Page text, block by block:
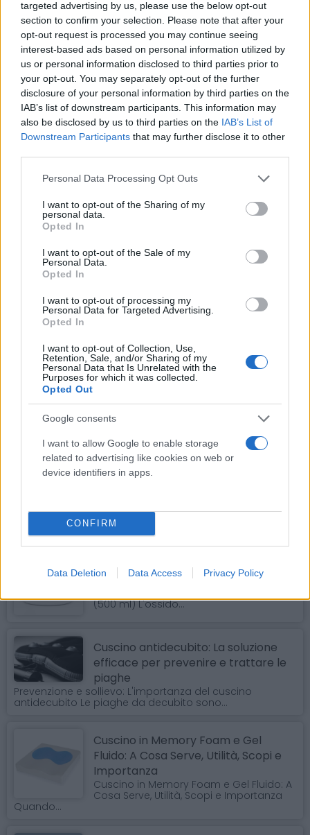
targeted advertising by us, please use the below opt-out
section to confirm your selection. Please note that after your
opt-out request is processed you may continue seeing
interest-based ads based on personal information utilized by
us or personal information disclosed to third parties prior to
your opt-out. You may separately opt-out of the further
disclosure of your personal information by third parties on the
IAB’s list of downstream participants. This information may
also be disclosed by us to third parties on the IAB’s List of
Downstream Participants that may further disclose it to other
Please note that this website/app uses one or more Google
not limited to your visit or usage behaviour. You may click to
grant or deny consent to Google and its third-party tags to
use your data for below specified purposes in below Google
consent section.
Personal Data Processing Opt Outs
I want to opt-out of the Sharing of my
personal data.
Opted In
I want to opt-out of the Sale of my
Personal Data.
Opted In
I want to opt-out of processing my
Personal Data for Targeted Advertising.
Opted In
I want to opt-out of Collection, Use,
Retention, Sale, and/or Sharing of my
Personal Data that Is Unrelated with the
Purposes for which it was collected.
Opted Out
Google consents
I want to allow Google to enable storage
related to advertising like cookies on web or
device identifiers in apps.
CONFIRM
Data Deletion Data Access Privacy Policy
Bavagli con Tasca Monouso: L'Alleato
Indispensabile nell'Igiene
Assistenziale e Dentale
L'Importanza dell'Igiene e della Protezione: I Bavagli
Monouso Impermeabili con Tasca Nel...
Benda Flebologica Bielastica
Benda Flebologica Bielastica: Soluzione
La Benda Flebologica...
Che cos'è il disinfettante in polvere
Peracetico? Utilità, Scopi, e
sterilizzazione degli strumenti medici...
coesiva? Utilità, Scopi e Importanza
Cotone Idrofilo Zig Zag Made in Italy:
L'Alleato Indispensabile per la Tua
Salute Quotidiana
Il cotone idrofilo è uno dei prodotti più comuni e versatili
presenti in ogni...
Cotone idrofilo, a cosa serve? Utilità,
Scopi e Importanza
articoli...
serve? Utilità, Scopi e Importanza
Crema all'ossido di zinco protettiva e
(500 ml) L'ossido...
Cuscino antidecubito: La soluzione
efficace per prevenire e trattare le
piaghe
Prevenzione e sollievo: L'importanza del cuscino
antidecubito Le piaghe da decubito sono...
Cuscino in Memory Foam e Gel
Fluido: A Cosa Serve, Utilità, Scopi e
Importanza
Cuscino in Memory Foam e Gel Fluido: A
Cosa Serve, Utilità, Scopi e Importanza
Quando...